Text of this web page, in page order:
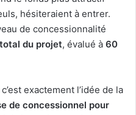
hésiteraient à entrer.
de concessionnalité
du projet, évalué à 60
exactement l’idée de la
de concessionnel pour